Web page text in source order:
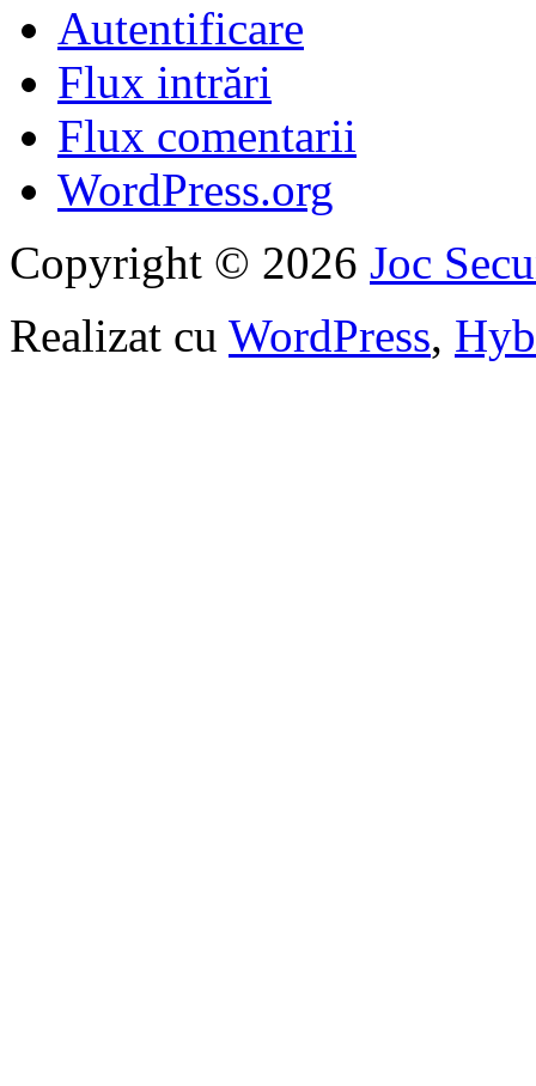
Autentificare
Flux intrări
Flux comentarii
WordPress.org
Copyright © 2026 Joc
Realizat cu WordPress,